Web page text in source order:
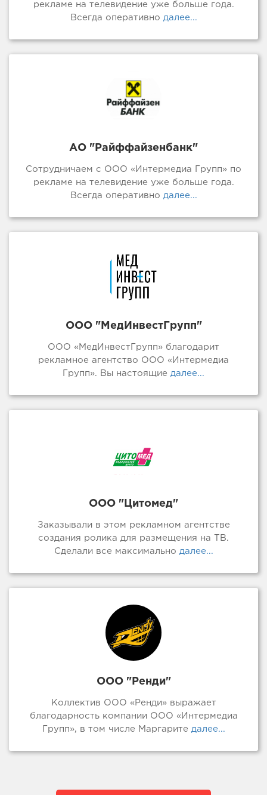
рекламе на телевидение уже больше года.
Всегда оперативно далее...
АО "Райффайзенбанк"
Сотрудничаем с ООО «Интермедиа Групп» по
рекламе на телевидение уже больше года.
Всегда оперативно далее...
ООО "МедИнвестГрупп"
ООО «МедИнвестГрупп» благодарит
рекламное агентство ООО «Интермедиа
Групп». Вы настоящие далее...
ООО "Цитомед"
Заказывали в этом рекламном агентстве
создания ролика для размещения на ТВ.
Сделали все максимально далее...
ООО "Ренди"
Коллектив ООО «Ренди» выражает
благодарность компании ООО «Интермедиа
Групп», в том числе Маргарите далее...